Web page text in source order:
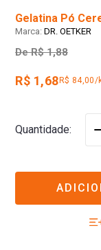
Gelatina Pó
DR. OETKER
De R$ 1,88
R$ 1,68 R$ 84,00/
Quantidade